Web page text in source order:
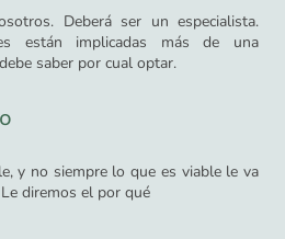
Deberá ser un especialista.
están implicadas más de una
saber por cual optar.
y no siempre lo que es viable le va
diremos el por qué